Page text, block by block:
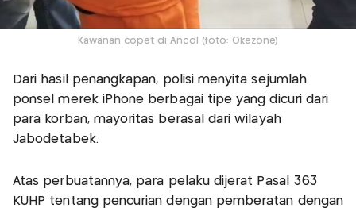
Kawanan copet di Ancol (foto: Okezone)
Dari hasil penangkapan, polisi menyita sejumlah
ponsel merek iPhone berbagai tipe yang dicuri dari
para korban, mayoritas berasal dari wilayah
Jabodetabek.
Atas perbuatannya, para pelaku dijerat Pasal 363
KUHP tentang pencurian dengan pemberatan dengan